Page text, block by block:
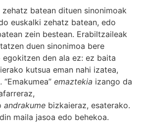
batean dituen sinonimoak
euskalki zehatz batean, edo
zein bestean. Erabiltzaileak
duen sinonimoa bere
den ala ez: ez baita
kutsua eman nahi izatea,
emaztekia izango da
andrakume bizkaieraz, esaterako.
maila jasoa edo behekoa.